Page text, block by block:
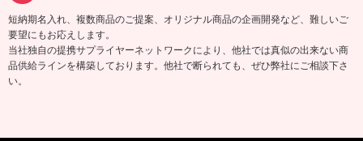
短納期名入れ、複数商品のご提案、オリジナル商品の企画開発など、難しいご
要望にもお応えします。
当社独自の提携サプライヤーネットワークにより、他社では真似の出来ない商
品供給ラインを構築しております。他社で断られても、ぜひ弊社にご相談下さ
い。